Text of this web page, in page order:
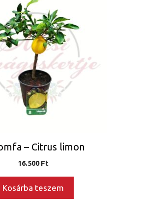
– Citrus limon
16.500Ft
Kosárba teszem